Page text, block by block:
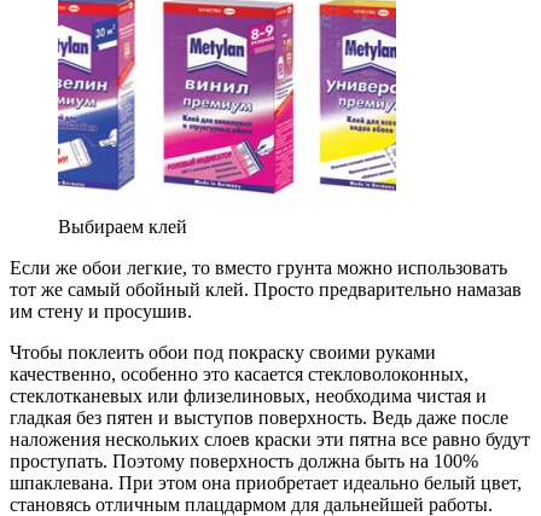
Выбираем клей
Если же обои легкие, то вместо грунта можно использовать
тот же самый обойный клей. Просто предварительно намазав
им стену и просушив.
Чтобы поклеить обои под покраску своими руками
качественно, особенно это касается стекловолоконных,
стеклотканевых или флизелиновых, необходима чистая и
гладкая без пятен и выступов поверхность. Ведь даже после
наложения нескольких слоев краски эти пятна все равно будут
проступать. Поэтому поверхность должна быть на 100%
шпаклевана. При этом она приобретает идеально белый цвет,
становясь отличным плацдармом для дальнейшей работы.